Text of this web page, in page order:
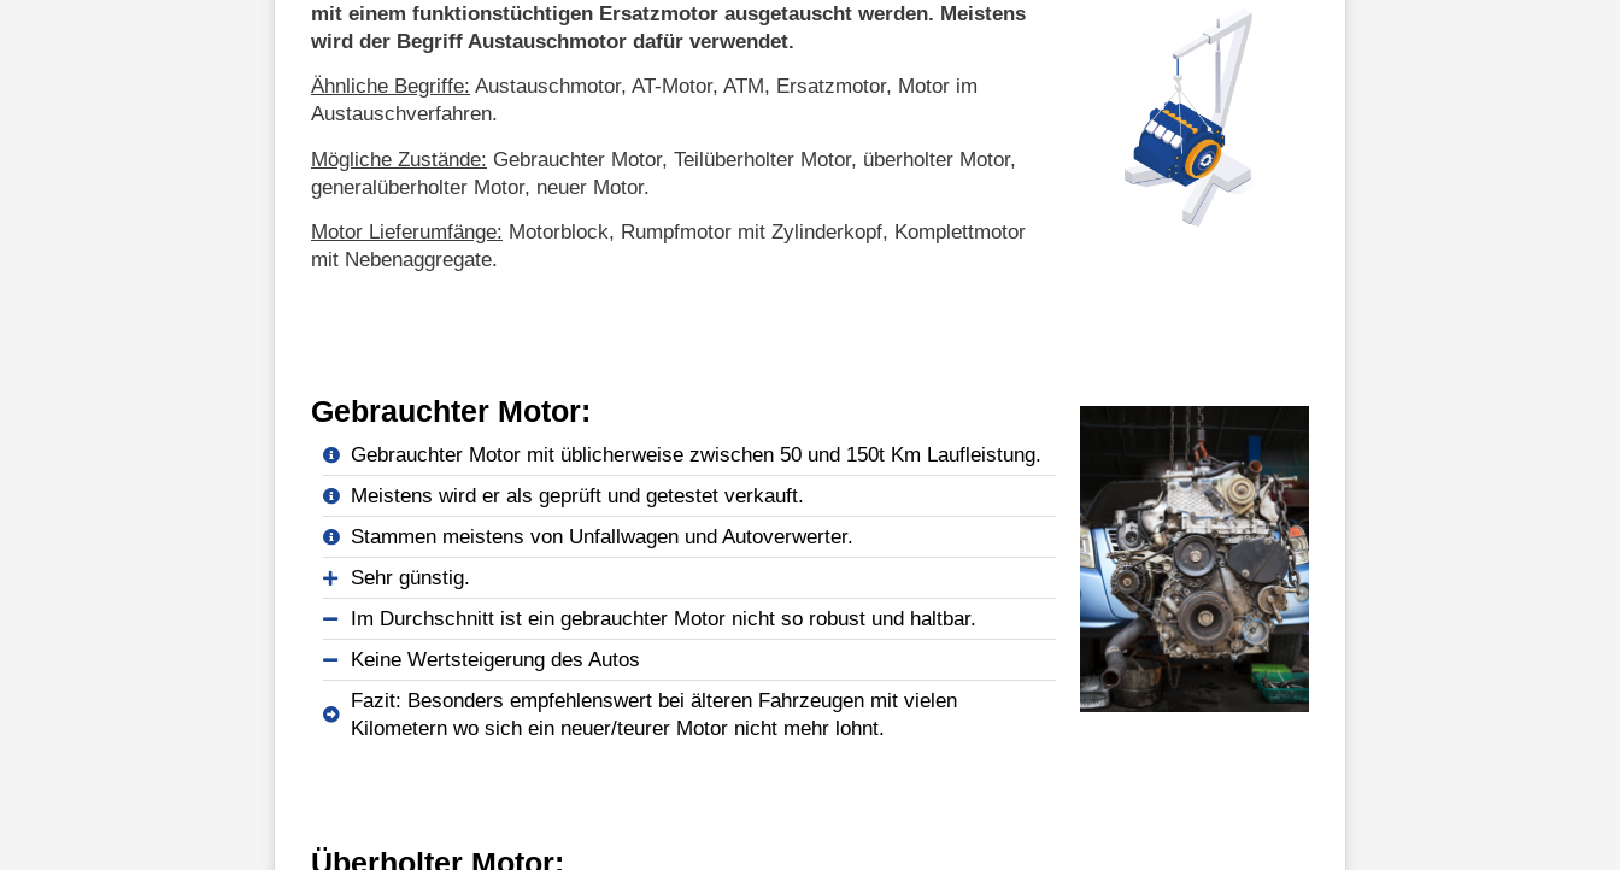
mit einem funktionstüchtigen Ersatzmotor ausgetauscht werden. Meistens
wird der Begriff Austauschmotor dafür verwendet.
Ähnliche Begriffe: Austauschmotor, AT-Motor, ATM, Ersatzmotor, Motor im
Austauschverfahren.
Mögliche Zustände: Gebrauchter Motor, Teilüberholter Motor, überholter Motor,
generalüberholter Motor, neuer Motor.
Motor Lieferumfänge: Motorblock, Rumpfmotor mit Zylinderkopf, Komplettmotor
mit Nebenaggregate.
Gebrauchter Motor:
Gebrauchter Motor mit üblicherweise zwischen 50 und 150t Km Laufleistung.
Meistens wird er als geprüft und getestet verkauft.
Stammen meistens von Unfallwagen und Autoverwerter.
Sehr günstig.
Im Durchschnitt ist ein gebrauchter Motor nicht so robust und haltbar.
Keine Wertsteigerung des Autos
Fazit: Besonders empfehlenswert bei älteren Fahrzeugen mit vielen
Kilometern wo sich ein neuer/teurer Motor nicht mehr lohnt.